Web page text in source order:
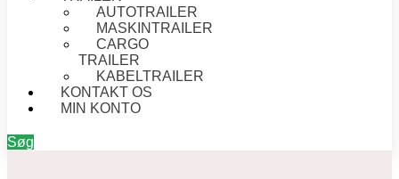
AUTOTRAILER
MASKINTRAILER
CARGO
TRAILER
KABELTRAILER
KONTAKT OS
MIN KONTO
Søg